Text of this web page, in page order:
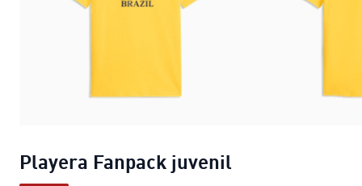
Playera Fanpack juvenil